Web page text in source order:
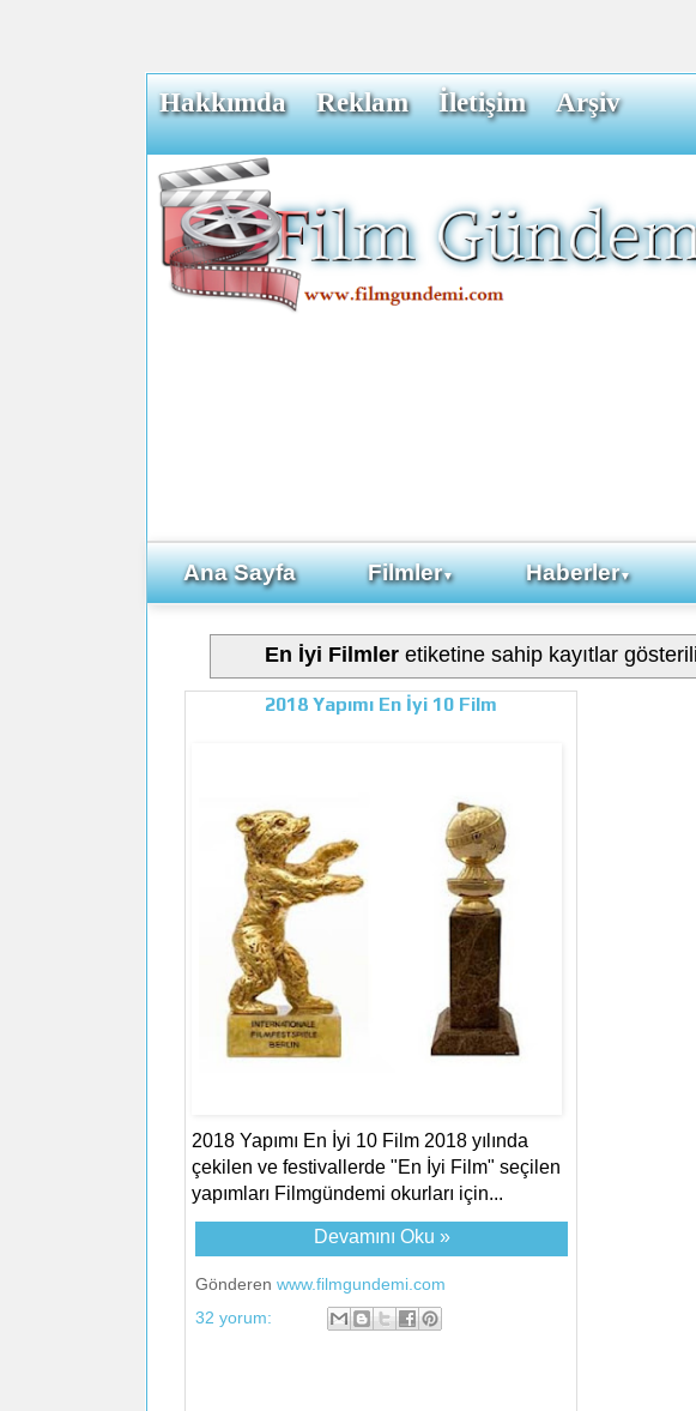
Hakkımda Reklam İletişim Arşiv
Ana Sayfa Filmler▼ Haberler▼
En İyi Filmleretiketine sahip kayıtlar
2018 Yapımı En İyi 10 Film
2018 Yapımı En İyi 10 Film 2018 yılında
çekilen ve festivallerde "En İyi Film" seçilen
yapımları Filmgündemi okurları için...
Devamını Oku »
Gönderen www.filmgundemi.com
32 yorum: